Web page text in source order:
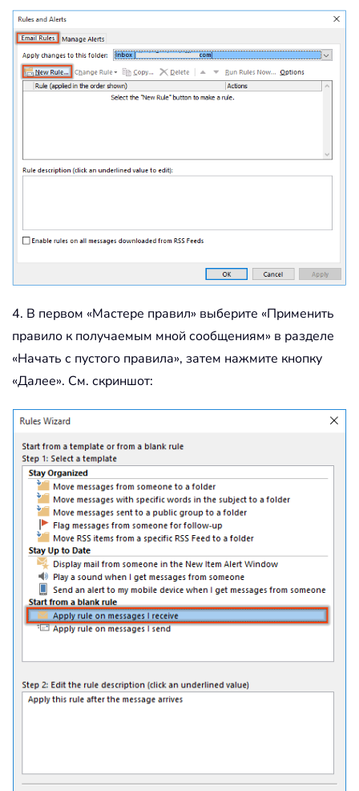
4. В первом «Мастере правил» выберите «Применить
правило к получаемым мной сообщениям» в разделе
«Начать с пустого правила», затем нажмите кнопку
«Далее». См. скриншот: